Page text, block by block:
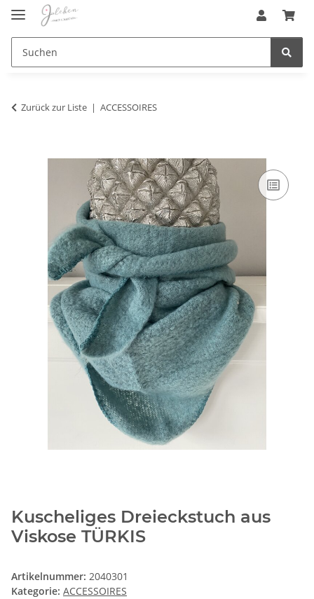
Zurück zur Liste ACCESSOIRES
Kuscheliges Dreieckstuch aus
Viskose TÜRKIS
Artikelnummer: 2040301
Kategorie: ACCESSOIRES